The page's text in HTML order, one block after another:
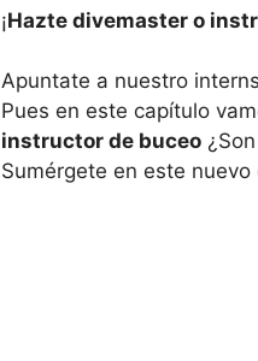
¡Hazte divemaster o
Apuntate a nuestro
Pues en este capítulo
instructor de buceo
Sumérgete en este